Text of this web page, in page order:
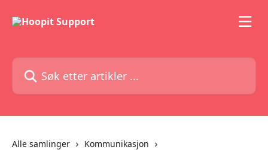
Søk etter artikler ...
Alle samlinger
Kommunikasjon